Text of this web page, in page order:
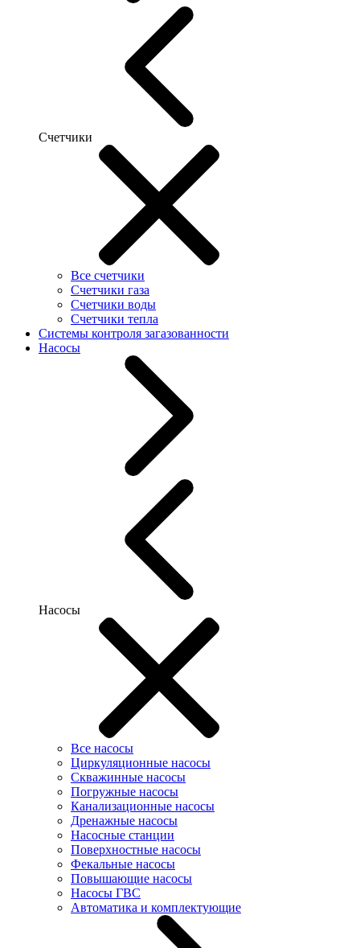
Счетчики
Все счетчики
Счетчики газа
Счетчики воды
Счетчики тепла
Системы контроля загазованности
Насосы
Насосы
Все насосы
Циркуляционные насосы
Скважинные насосы
Погружные насосы
Канализационные насосы
Дренажные насосы
Насосные станции
Поверхностные насосы
Фекальные насосы
Повышающие насосы
Насосы ГВС
Автоматика и комплектующие